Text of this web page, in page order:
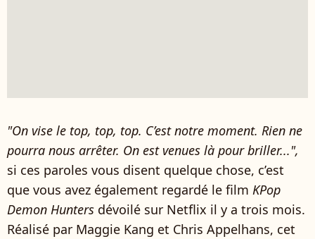
"On vise le top, top, top. C’est notre moment. Rien ne
pourra nous arrêter. On est venues là pour briller...",
si ces paroles vous disent quelque chose, c’est
que vous avez également regardé le film KPop
Demon Hunters dévoilé sur Netflix il y a trois mois.
Réalisé par Maggie Kang et Chris Appelhans, cet